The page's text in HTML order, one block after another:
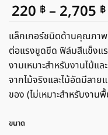
220 ฿ – 2,705 ฿
แล็กเกอร์ชนิดด้านคุณภาพ
ต่อแรงขูดขีด ฟิล์มสีแข็งแร
งามเหมาะสำหรับงานไม้แ
จากไม้จริงและไม้อัดมีลาย
ของ (ไม่เหมาะสำหรับงาน
ขนาด